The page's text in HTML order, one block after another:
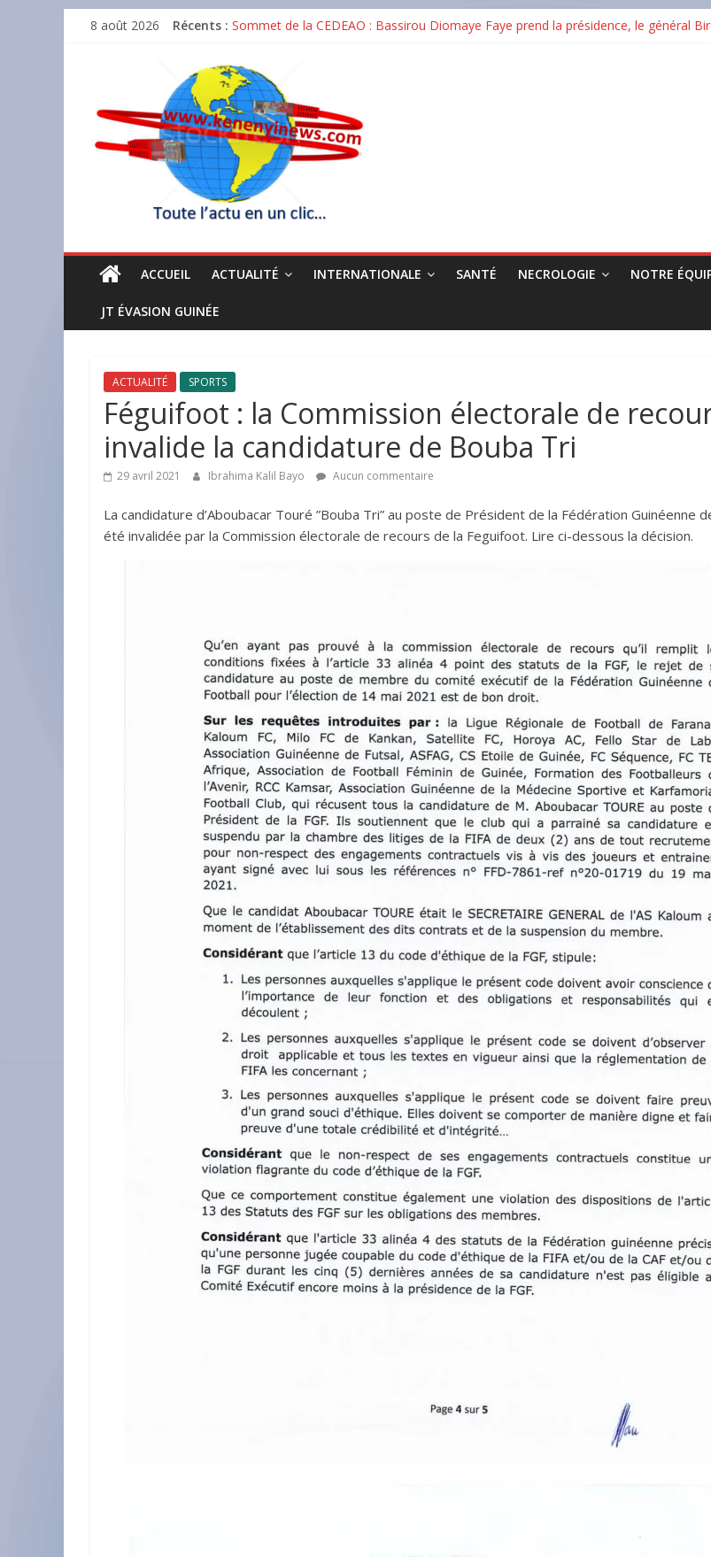
8 août 2026 Récents : Sommet de la CEDEAO : Bassirou Diomaye Faye prend la présidence, le général
Matoto : un incendie réduit en cendres plusieurs commerces au grand marché
Dr Karamo Kaba Gouverneur BCRG : « Nimba Pay est un levier pour l’inclusion
Baccalauréat unique 2026 en Guinée : un taux de réussite national de 38,08 %
en
clic
ACCUEIL ACTUALITÉ INTERNATIONALE SANTÉ NECROLOGIE NOTRE
JT ÉVASION GUINÉE
ACTUALITÉ SPORTS
Féguifoot : la Commission électorale de
invalide la candidature de Bouba Tri
29 avril 2021 Ibrahima Kalil Bayo Aucun commentaire
La candidature d’Aboubacar Touré ”Bouba Tri” au poste de Président de la Fédération Guinéenne
été invalidée par la Commission électorale de recours de la Feguifoot. Lire ci-dessous la décision.